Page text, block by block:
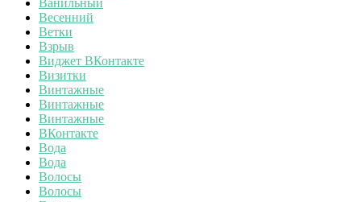
Весенний
Ветки
Взрыв
Виджет ВКонтакте
Визитки
Винтажные
Винтажные
Винтажные
ВКонтакте
Вода
Вода
Волосы
Волосы